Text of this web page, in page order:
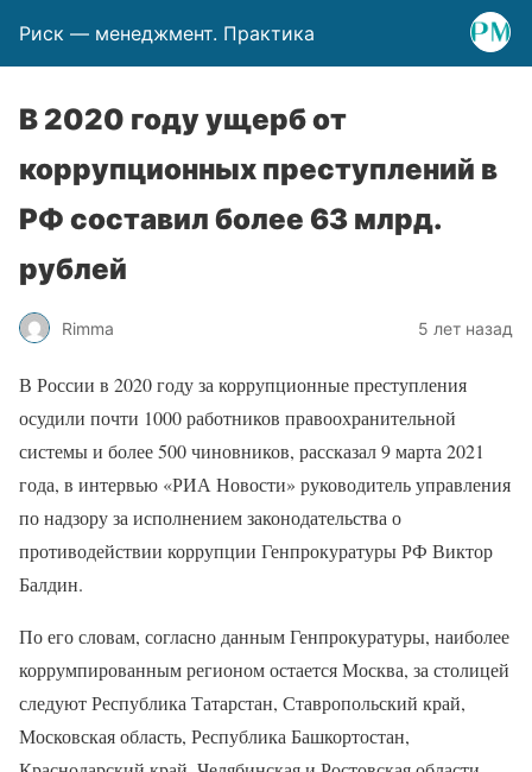
Риск — менеджмент. Практика
В 2020 году ущерб от
коррупционных преступлений в
РФ составил более 63 млрд.
рублей
Rimma 5 лет назад
В России в 2020 году за коррупционные преступления
осудили почти 1000 работников правоохранительной
системы и более 500 чиновников, рассказал 9 марта 2021
года, в интервью «РИА Новости» руководитель управления
по надзору за исполнением законодательства о
противодействии коррупции Генпрокуратуры РФ Виктор
Балдин.
По его словам, согласно данным Генпрокуратуры, наиболее
коррумпированным регионом остается Москва, за столицей
следуют Республика Татарстан, Ставропольский край,
Московская область, Республика Башкортостан,